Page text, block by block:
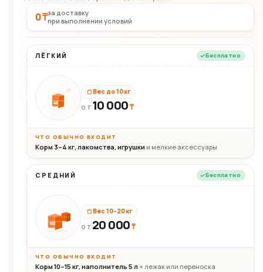
0 ₸за доставку
при выполнении условий
ЛЁГКИЙ Бесплатно
10кг
Вес до 10 кг
ОТ 10 000₸
ЧТО ОБЫЧНО ВХОДИТ
Корм 3–4 кг, лакомства, игрушки и мелкие аксессуары
СРЕДНИЙ Бесплатно
20кг
Вес 10–20 кг
ОТ 20 000₸
ЧТО ОБЫЧНО ВХОДИТ
Корм 10–15 кг, наполнитель 5 л+ лежак или переноска